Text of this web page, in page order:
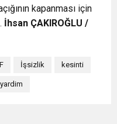
kapanması için
İhsan ÇAKIROĞLU /
İşsizlik kesinti
yardim